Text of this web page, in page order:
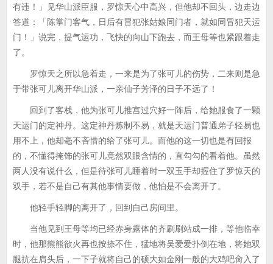
有违！」见华山派臣服，罗惊天心中高兴，但他却不回头，边走边
答道：「陈掌门客气，日后有冒犯张姑娘同门者，就如同冒犯天运
门！」说完，提气运功，飞快的向山下跑去，而王母等也紧跟着走
了。
罗惊天之所以急着走，一来是为了张可儿的伤势，二来则是急
于带张可儿离开华山派，一亲仙子芳泽的日子不远了！
回到了客栈，他为张可儿推宫过穴好一阵后，给她服食了一颗
天运门的定神丹。这定神丹炼制不易，就是天运门普通弟子轻易也
用不上，他却毫不吝惜的给了张可儿。而他的这一切也是有回报
的，不懂得掩饰的张可儿竟然双眼含情的，直勾勾的看着他。虽然
两人没有说什么，但是待张可儿睡着时一双玉手却握住了罗惊天的
双手，若不是自己有其他事情要做，他怕是不会离开了。
他轻手轻脚的离开了，回到自己房间里。
当他见到王母等均已经赤身露体的齐刷刷站成一排，等他临幸
时，他那熊熊欲火再也按捺不住，猛地将吴爱爱扑倒在地，将她双
腿抗在肩头后，一下子就将自己的硕大如金刚一般的大鸡吧肏入了